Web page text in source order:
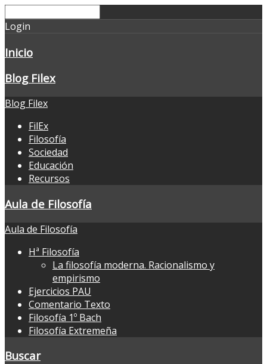
Login
Inicio
Blog Filex
Blog Filex
FilEx
Filosofía
Sociedad
Educación
Recursos
Aula de Filosofía
Aula de Filosofía
Hª Filosofía
La filosofía moderna. Racionalismo y
empirismo
Ejercicios PAU
Comentario Texto
Filosofía 1º Bach
Filosofía Extremeña
Buscar